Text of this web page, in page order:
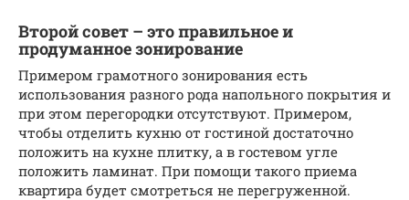
Второй совет – это правильное и
продуманное зонирование
Примером грамотного зонирования есть
использования разного рода напольного покрытия и
при этом перегородки отсутствуют. Примером,
чтобы отделить кухню от гостиной достаточно
положить на кухне плитку, а в гостевом угле
положить ламинат. При помощи такого приема
квартира будет смотреться не перегруженной.